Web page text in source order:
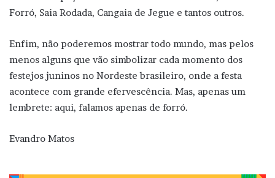
Forró, Saia Rodada, Cangaia de Jegue e tantos outros.
Enfim, não poderemos mostrar todo mundo, mas pelos
menos alguns que vão simbolizar cada momento dos
festejos juninos no Nordeste brasileiro, onde a festa
acontece com grande efervescência. Mas, apenas um
lembrete: aqui, falamos apenas de forró.
Evandro Matos